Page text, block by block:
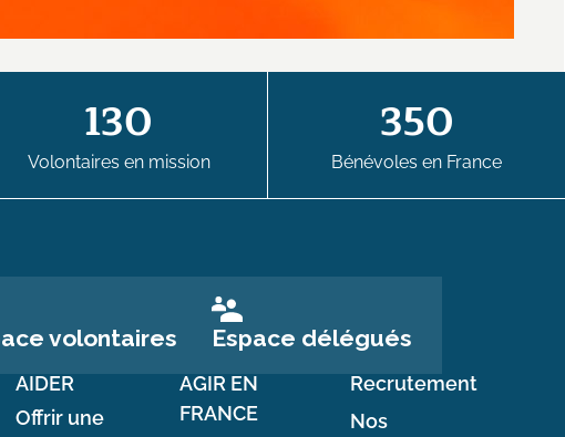
130
Volontaires en mission
350
Bénévoles en France
volontaires Espace délégués
AIDER
Offrir une
AGIR EN
FRANCE
Recrutement
Nos